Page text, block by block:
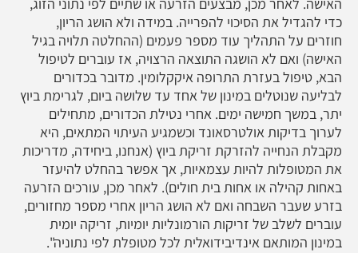
האישה. לאחר מכן, מבצעים הזרעה או שתיים לפי נתוני הזוג,
כדי להגדיל את הסיכוי להפרייה. במידה ולא הושג הריון,
חוזרים על התהליך עוד מספר פעמים (ההחלטה תלויה בגיל
האישה) ואם לא הושגה התוצאה הרצויה, אז עוברים לטיפול
הבא, טיפול בעזרת התרופה איקקלומין. מדובר בכדורים
לבליעה שנוטלים במינון של אחד עד שלושה ביום, לגרימת ביוץ
יתר, במשך חמישה ימים. אחרי נטילת הכדורים, מתחילים
לערוך בדיקות אולטרסאונד וכשמגיע העיתוי המתאים, היא
מקבלת הנחייה להזרקת זריקת ביוץ (אנחנו, ביחידה, מדריכות
את המטופלות להיות עצמאיות, אך אפשר בהחלט להיעזר
באחות קהילה או אחות בית חולים). לאחר מכן, עורכים הזרעה
בזרע שעבר השבחה ואם לא הושג הריון אחרי מספר מחזורים,
עוברים לשלב של זריקות הורמונליות יומיות, זריקה יומית
במינון המותאם אינדיבידואלית לכל מטופלת לפי נתוניה".